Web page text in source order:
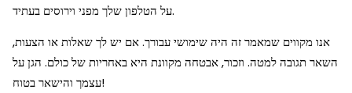
על הטלפון שלך מפני וירוסים בעתיד.
אנו מקווים שמאמר זה היה שימושי עבורך. אם יש לך שאלות או הצעות,
השאר תגובה למטה. וזכור, אבטחה מקוונת היא באחריות של כולם. הגן על
עצמך והישאר בטוח!